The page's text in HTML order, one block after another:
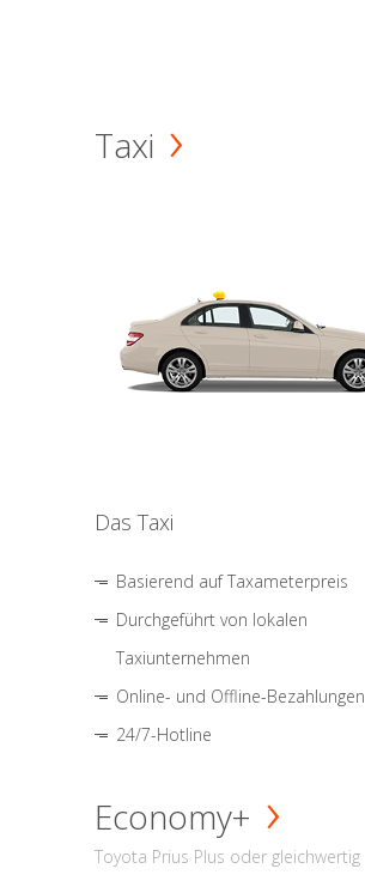
Taxi
Das Taxi
Basierend auf Taxameterpreis
Durchgeführt von lokalen
Taxiunternehmen
Online- und Offline-Bezahlungen
24/7-Hotline
Economy+
Toyota Prius Plus oder gleichwertig